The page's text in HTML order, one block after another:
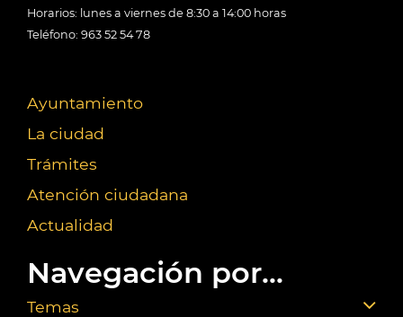
Horarios: lunes a viernes de 8:30 a 14:00 horas
Teléfono: 963 52 54 78
Ayuntamiento
La ciudad
Trámites
Atención ciudadana
Actualidad
Navegación por...
Temas